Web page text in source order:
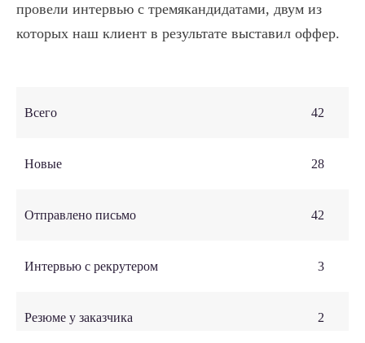
провели интервью с тремякандидатами, двум из
которых наш клиент в результате выставил оффер.
Всего 42
Новые 28
Отправлено письмо 42
Интервью с рекрутером 3
Резюме у заказчика 2